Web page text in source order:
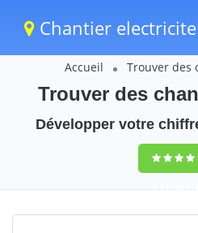
Chantier electricite
Accueil Trouver des
Trouver des
Développer votre
9,5(100%)
votes